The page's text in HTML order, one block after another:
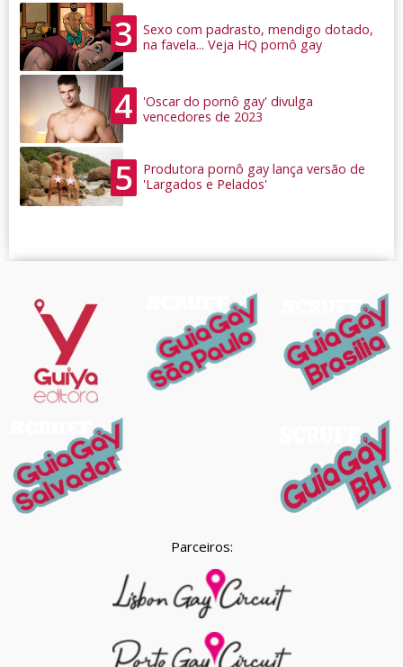
3
Sexo com padrasto, mendigo dotado,
na favela... Veja HQ pornô gay
4
'Oscar do pornô gay' divulga
vencedores de 2023
5
Produtora pornô gay lança versão de
'Largados e Pelados'
Parceiros: